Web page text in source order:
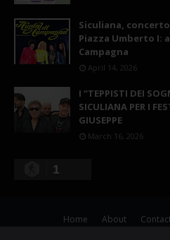
Siculiana, concerto
Piazza Umberto I:
Campagna
April 14, 2026
I “TEPPISTI DEI
SICULIANA PER I
GIUSEPPE
March 16, 2026
1
Home About